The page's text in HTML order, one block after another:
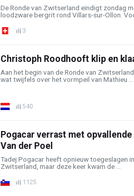
De Ronde van Zwitserland eindigt zondag
loodzware bergrit rond Villars-sur-Ollon.
3
Christoph Roodhooft klip en
Aan het begin van de Ronde van
wat twijfels over het vormpeil van Mathieu ...
540
Pogacar verrast met
Van der Poel
Tadej Pogacar heeft opnieuw toegeslagen
Zwitserland, maar deze keer kwam de ...
1125